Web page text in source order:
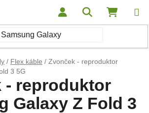
Hľadať
/ Flex káble / Zvonček - reproduktor
3 5G
- reproduktor
Galaxy Z Fold 3